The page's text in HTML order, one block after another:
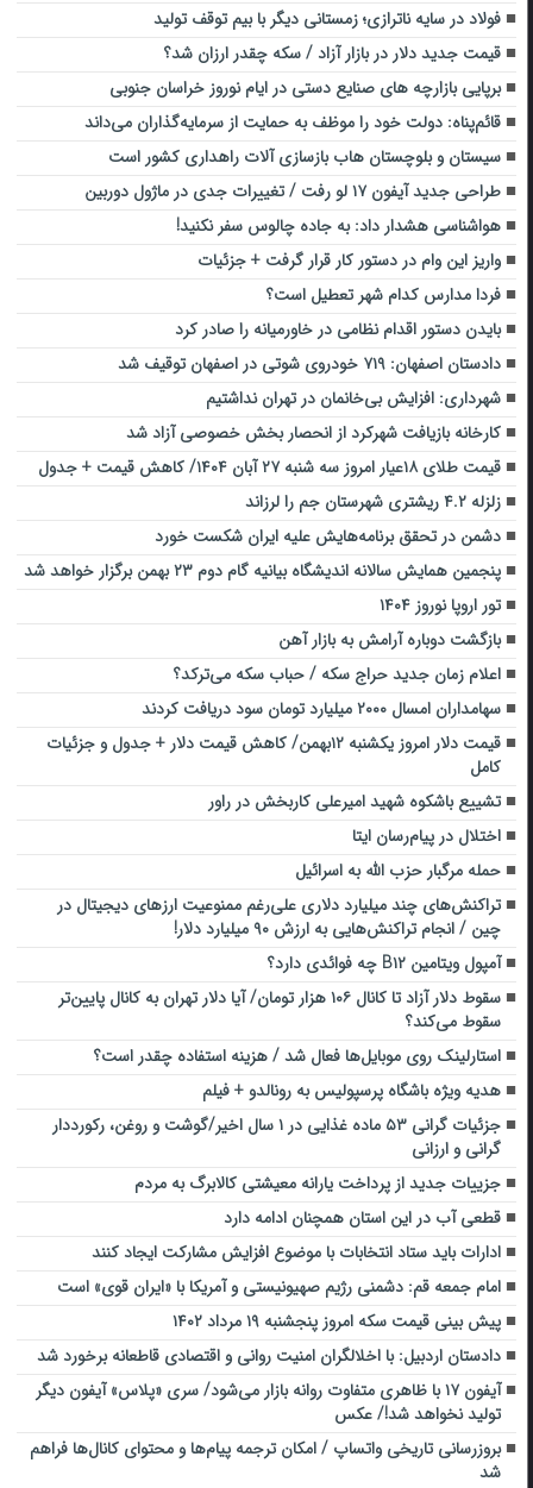
فولاد در سایه ناترازی؛ زمستانی دیگر با بیم توقف تولید
قیمت جدید دلار در بازار آزاد / سکه چقدر ارزان شد؟
برپایی بازارچه های صنایع دستی در ایام نوروز خراسان جنوبی
قائم‌پناه: دولت خود را موظف به حمایت از سرمایه‌گذاران می‌داند
سیستان و بلوچستان هاب بازسازی آلات راهداری کشور است
طراحی جدید آیفون ۱۷ لو رفت / تغییرات جدی در ماژول دوربین
هواشناسی هشدار داد: به جاده چالوس سفر نکنید!
واریز این وام در دستور کار قرار گرفت + جزئیات
فردا مدارس کدام شهر تعطیل است؟
بایدن دستور اقدام نظامی در خاورمیانه را صادر کرد
دادستان اصفهان: ۷۱۹ خودروی شوتی در اصفهان توقیف شد
شهرداری: افزایش بی‌خانمان در تهران نداشتیم
کارخانه بازیافت شهرکرد از انحصار بخش خصوصی آزاد شد
قیمت طلای ۱۸عیار امروز سه شنبه ۲۷ آبان ۱۴۰۴/ کاهش قیمت + جدول
‌زلزله ۴.۲ ریشتر‌ی شهرستان جم ‌را لرزاند
دشمن در تحقق برنامه‌هایش علیه ایران شکست خورد
پنجمین همایش سالانه اندیشگاه بیانیه گام دوم ۲۳ بهمن برگزار خواهد شد
تور اروپا نوروز ۱۴۰۴
بازگشت دوباره آرامش به بازار آهن
اعلام زمان جدید حراج سکه / حباب سکه می‌ترکد؟
سهامداران امسال ۲۰۰۰ میلیارد تومان سود دریافت کردند
قیمت دلار امروز یکشنبه ۱۲بهمن/ کاهش قیمت دلار + جدول و جزئیات
کامل
تشییع باشکوه شهید امیرعلی کاربخش در راور
اختلال در پیام‌رسان ایتا
حمله مرگبار حزب الله به اسرائیل
تراکنش‌های چند میلیارد دلاری علی‌رغم ممنوعیت ارزهای دیجیتال در
چین / انجام تراکنش‌هایی به ارزش ۹۰ میلیارد دلار!
آمپول ویتامین B۱۲ چه فوائدی دارد؟
سقوط دلار آزاد تا کانال ۱۰۶ هزار تومان/ آیا دلار تهران به کانال پایین‌تر
سقوط می‌کند؟
استارلینک روی موبایل‌ها فعال شد / هزینه استفاده چقدر است؟
هدیه ویژه باشگاه پرسپولیس به رونالدو + فیلم
جزئیات گرانی ۵۳ ماده غذایی در ۱ سال اخیر/گوشت و روغن، رکورددار
گرانی و ارزانی
جزییات جدید از پرداخت یارانه معیشتی کالابرگ به مردم
قطعی آب در این استان همچنان ادامه دارد
ادارات باید ستاد انتخابات با موضوع افزایش مشارکت ایجاد کنند
امام جمعه قم: دشمنی رژیم صهیونیستی و آمریکا با «ایران قوی» است
پیش بینی قیمت سکه امروز پنجشنبه ۱۹ مرداد ۱۴۰۲
دادستان اردبیل: با اخلالگران امنیت روانی و اقتصادی قاطعانه برخورد شد
آیفون ۱۷ با ظاهری متفاوت روانه بازار می‌شود/ سری «پلاس» آیفون دیگر
تولید نخواهد شد!/ عکس
بروزرسانی تاریخی واتساپ / امکان ترجمه پیام‌ها و محتوای کانال‌ها فراهم
شد